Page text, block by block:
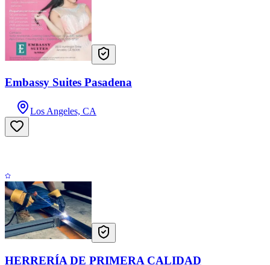
Embassy Suites Pasadena
Los Angeles, CA
HERRERÍA DE PRIMERA CALIDAD